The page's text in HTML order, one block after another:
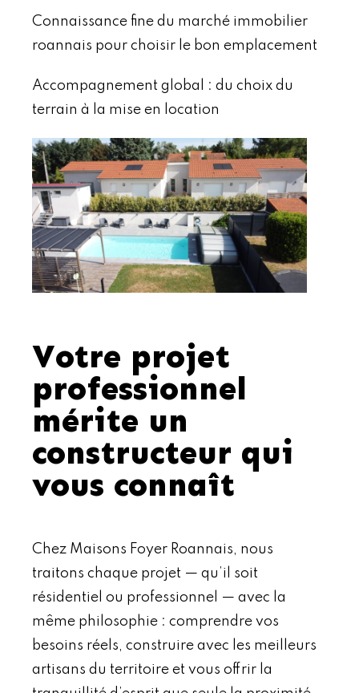
Connaissance fine du marché immobilier
roannais pour choisir le bon emplacement
Accompagnement global : du choix du
terrain à la mise en location
Votre projet
professionnel
mérite un
constructeur qui
vous connaît
Chez Maisons Foyer Roannais, nous
traitons chaque projet — qu’il soit
résidentiel ou professionnel — avec la
même philosophie : comprendre vos
besoins réels, construire avec les meilleurs
artisans du territoire et vous offrir la